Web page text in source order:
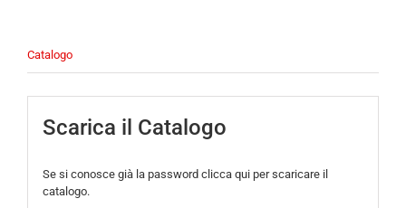
Catalogo
Scarica il Catalogo
Se si conosce già la password clicca qui per scaricare il
catalogo.